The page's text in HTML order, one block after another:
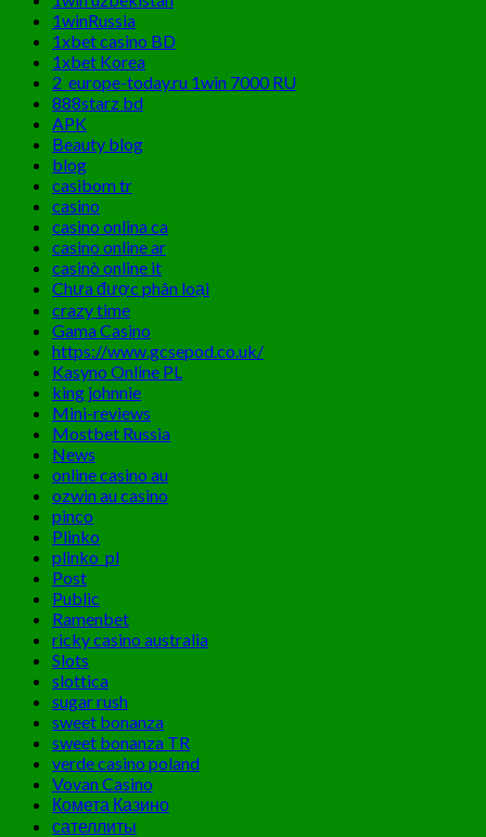
1winRussia
1xbet casino BD
1xbet Korea
2_europe-today.ru 1win 7000 RU
888starz bd
APK
Beauty blog
blog
casibom tr
casino
casino onlina ca
casino online ar
casinò online it
Chưa được phân loại
crazy time
Gama Casino
https://www.gcsepod.co.uk/
Kasyno Online PL
king johnnie
Mini-reviews
Mostbet Russia
News
online casino au
ozwin au casino
pinco
Plinko
plinko_pl
Post
Public
Ramenbet
ricky casino australia
Slots
slottica
sugar rush
sweet bonanza
sweet bonanza TR
verde casino poland
Vovan Casino
Комета Казино
сателлиты